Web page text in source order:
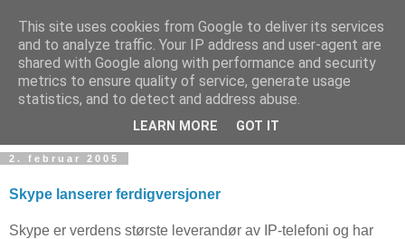
Teknologinyheter
2. februar 2005
Skype lanserer ferdigversjoner
Skype er verdens største leverandør av IP-telefoni og har
This site uses cookies from Google to deliver its services
and to analyze traffic. Your IP address and user-agent are
shared with Google along with performance and security
metrics to ensure quality of service, generate usage
statistics, and to detect and address abuse.
LEARN MORE GOT IT